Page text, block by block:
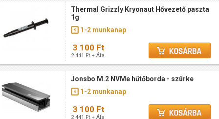
Thermal Grizzly Kryonaut Hővezető paszta
1g
1-2 munkanap
3 100 Ft
2 441 Ft + Áfa
Jonsbo M.2 NVMe hűtőborda - szürke
1-2 munkanap
3 100 Ft
2 441 Ft + Áfa